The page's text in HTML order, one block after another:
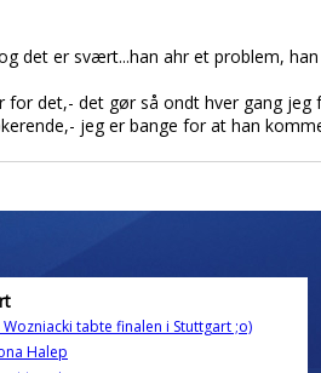
det er svært...han ahr et problem,
det,- det gør så ondt hver gang
jeg er bange for at han
Wozniacki tabte finalen i Stuttgart ;o)
Halep